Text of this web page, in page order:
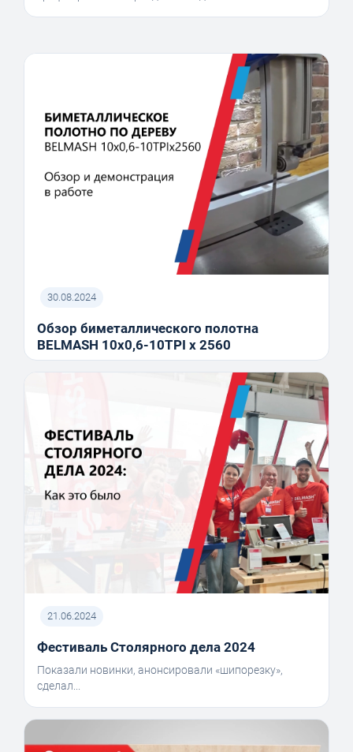
30.08.2024
Обзор биметаллического полотна
BELMASH 10x0,6-10TPI x 2560
21.06.2024
Фестиваль Столярного дела 2024
Показали новинки, анонсировали «шипорезку»,
сделал...